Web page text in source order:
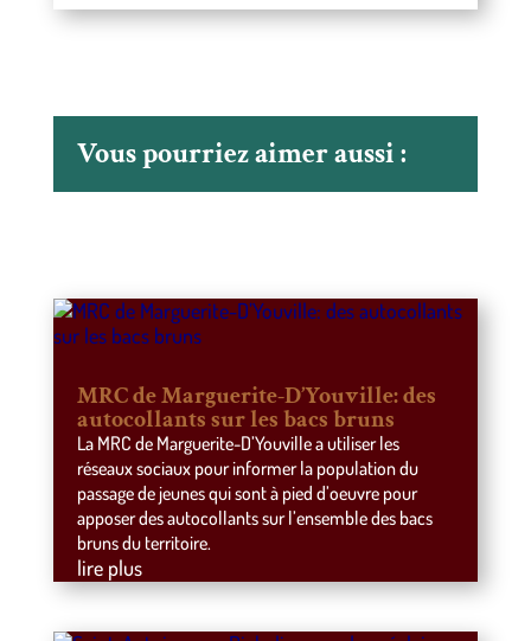
Vous pourriez aimer aussi :
MRC de Marguerite-D’Youville: des
autocollants sur les bacs bruns
La MRC de Marguerite-D’Youville a utiliser les
réseaux sociaux pour informer la population du
passage de jeunes qui sont à pied d’oeuvre pour
apposer des autocollants sur l’ensemble des bacs
bruns du territoire.
lire plus